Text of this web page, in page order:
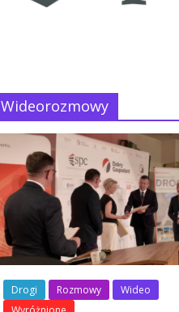
Wideorozmowy
Drogi Rozmowy
Wideo